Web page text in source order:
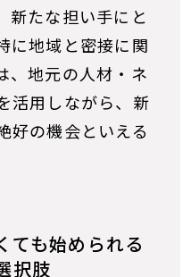
新たな担い手にと
に地域と密接に関
、地元の人材・ネ
活用しながら、新
好の機会といえる
ても始められる
択肢